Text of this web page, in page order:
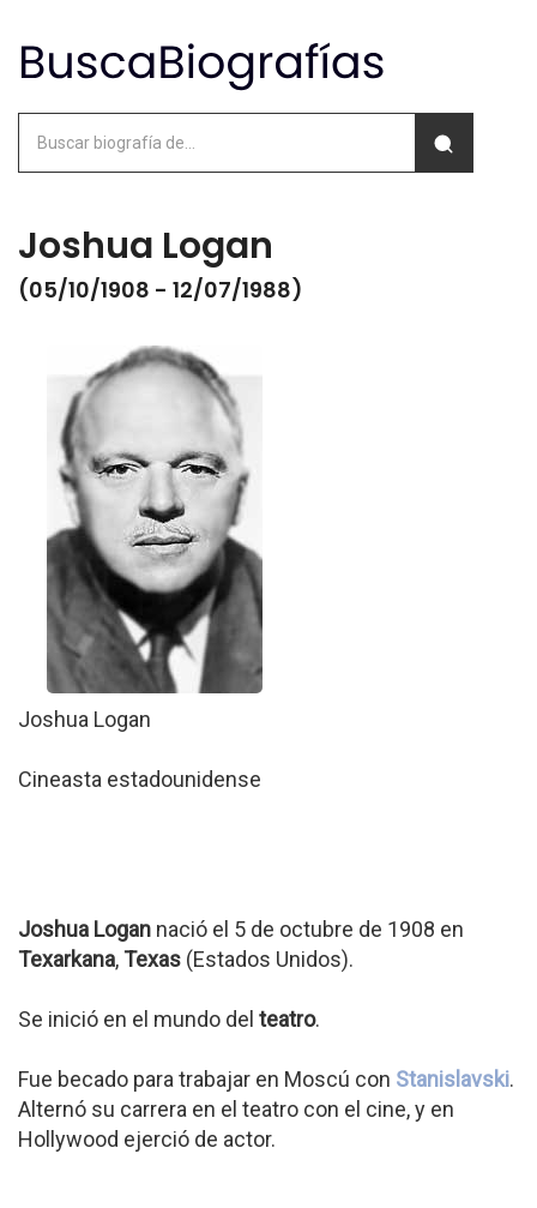
Joshua Logan
(05/10/1908 - 12/07/1988)
Joshua Logan
Cineasta estadounidense
Joshua Logan nació el 5 de octubre de 1908 en
Texarkana, Texas (Estados Unidos).
Se inició en el mundo del teatro.
Fue becado para trabajar en Moscú con Stanislavski.
Alternó su carrera en el teatro con el cine, y en
Hollywood ejerció de actor.